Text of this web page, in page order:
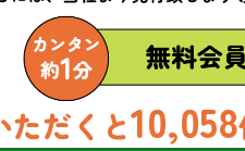
ただくと10,058